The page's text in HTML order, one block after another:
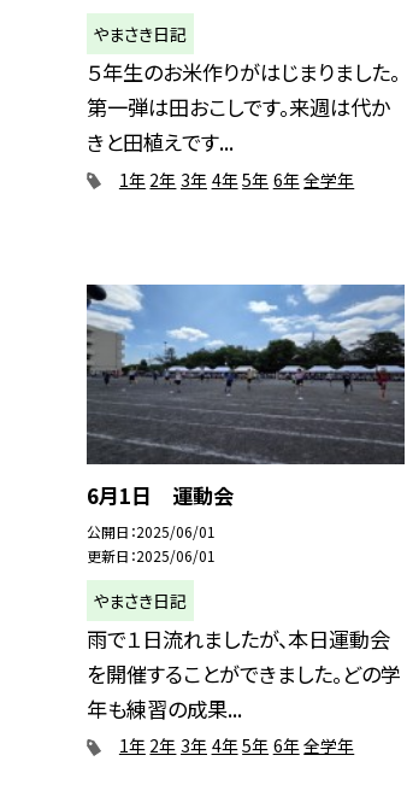
やまさき日記
５年生のお米作りがはじまりました。
第一弾は田おこしです。来週は代か
きと田植えです...
1年 2年 3年 4年5年 6年全学年
6月1日 運動会
公開日 2025/06/01
更新日 2025/06/01
やまさき日記
雨で１日流れましたが、本日運動会
を開催することができました。どの学
年も練習の成果...
1年 2年 3年 4年5年 6年全学年